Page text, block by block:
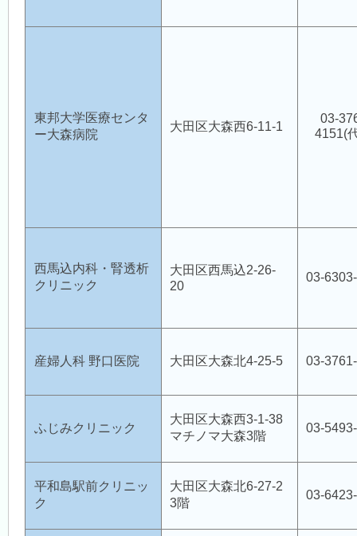
東邦大学医療センタ
ー大森病院
大田区大森西6-11-1
03-
4151(
西馬込内科・腎透析
クリニック
大田区西馬込2-26-
20
03-
産婦人科 野口医院 大田区大森北4-25-5 03-
ふじみクリニック
大田区大森西3-1-38
マチノマ大森3階
03-
平和島駅前クリニッ
ク
大田区大森北6-27-2
3階
03-